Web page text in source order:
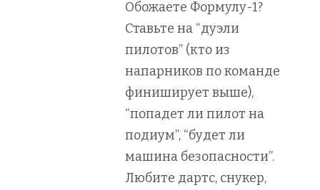
Обожаете Формулу-1?
Ставьте на “дуэли
пилотов” (кто из
напарников по команде
финиширует выше),
“попадет ли пилот на
подиум”, “будет ли
машина безопасности”.
Любите дартс, снукер,